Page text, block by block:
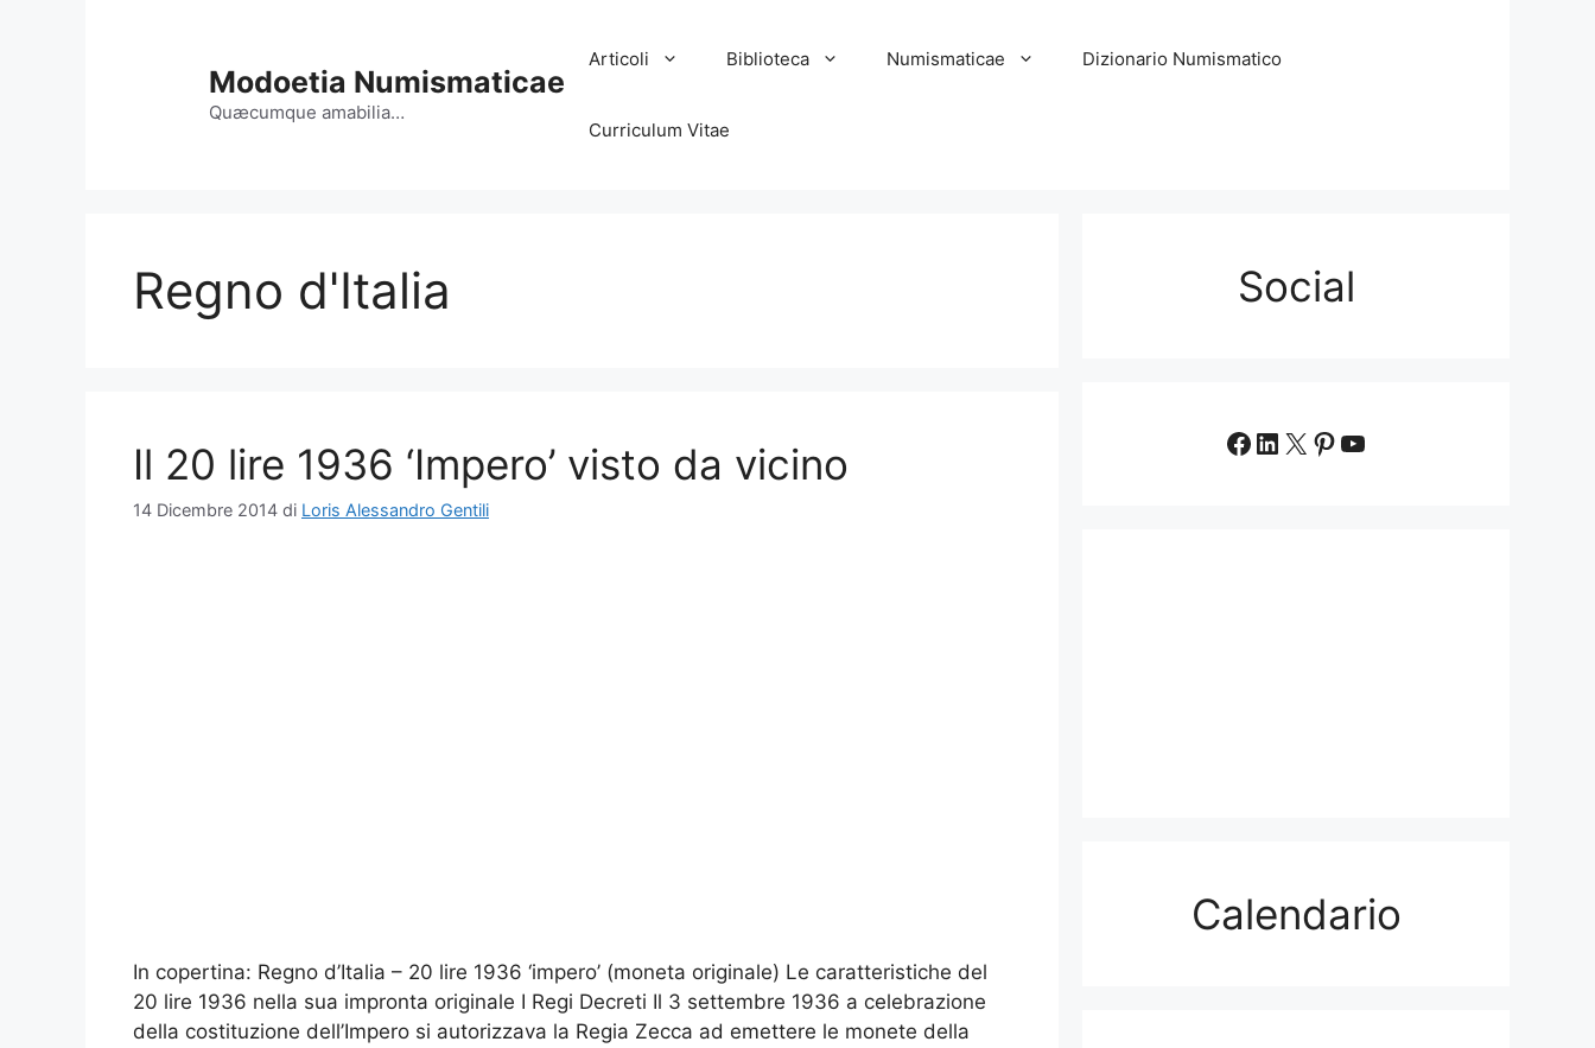
Modoetia Numismaticae
Quæcumque amabilia…
Articoli Biblioteca Numismaticae Dizionario Numismatico
Curriculum Vitae
Regno d'Italia
Il 20 lire 1936 ‘Impero’ visto da vicino
14 Dicembre 2014 di Loris Alessandro Gentili
In copertina: Regno d’Italia – 20 lire 1936 ‘impero’ (moneta originale) Le caratteristiche del
20 lire 1936 nella sua impronta originale I Regi Decreti Il 3 settembre 1936 a celebrazione
della costituzione dell’Impero si autorizzava la Regia Zecca ad emettere le monete della
Social
Facebook
LinkedIn
X Pinterest
YouTube
Calendario